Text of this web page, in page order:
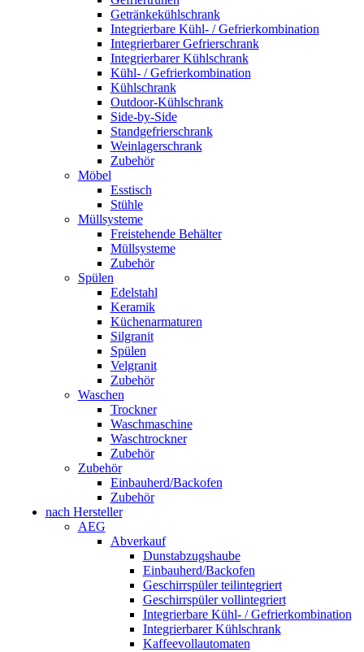
Getränkekühlschrank
Integrierbare Kühl- / Gefrierkombination
Integrierbarer Gefrierschrank
Integrierbarer Kühlschrank
Kühl- / Gefrierkombination
Kühlschrank
Outdoor-Kühlschrank
Side-by-Side
Standgefrierschrank
Weinlagerschrank
Zubehör
Möbel
Esstisch
Stühle
Müllsysteme
Freistehende Behälter
Müllsysteme
Zubehör
Spülen
Edelstahl
Keramik
Küchenarmaturen
Silgranit
Spülen
Velgranit
Zubehör
Waschen
Trockner
Waschmaschine
Waschtrockner
Zubehör
Zubehör
Einbauherd/Backofen
Zubehör
nach Hersteller
AEG
Abverkauf
Dunstabzugshaube
Einbauherd/Backofen
Geschirrspüler teilintegriert
Geschirrspüler vollintegriert
Integrierbare Kühl- / Gefrierkombination
Integrierbarer Kühlschrank
Kaffeevollautomaten